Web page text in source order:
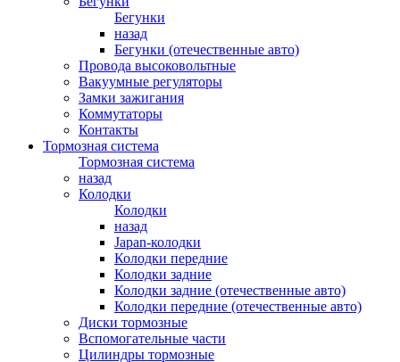
Бегунки
назад
Бегунки (отечественные авто)
Провода высоковольтные
Вакуумные регуляторы
Замки зажигания
Коммутаторы
Контакты
Тормозная система
Тормозная система
назад
Колодки
Колодки
назад
Japan-колодки
Колодки передние
Колодки задние
Колодки задние (отечественные авто)
Колодки передние (отечественные авто)
Диски тормозные
Вспомогательные части
Цилиндры тормозные